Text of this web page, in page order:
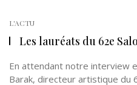
L'ACTU
Les lauréats du 62e
En attendant notre interview
Barak, directeur artistique du